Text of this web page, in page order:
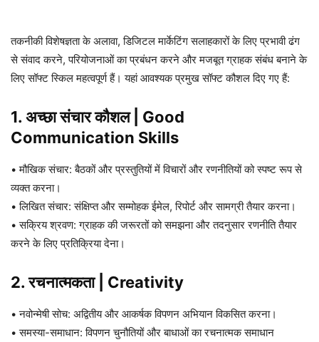
तकनीकी विशेषज्ञता के अलावा, डिजिटल मार्केटिंग सलाहकारों के लिए प्रभावी ढंग
से संवाद करने, परियोजनाओं का प्रबंधन करने और मजबूत ग्राहक संबंध बनाने के
लिए सॉफ्ट स्किल महत्वपूर्ण हैं। यहां आवश्यक प्रमुख सॉफ्ट कौशल दिए गए हैं:
1. अच्छा संचार कौशल | Good
Communication Skills
• मौखिक संचार: बैठकों और प्रस्तुतियों में विचारों और रणनीतियों को स्पष्ट रूप से
व्यक्त करना।
• लिखित संचार: संक्षिप्त और सम्मोहक ईमेल, रिपोर्ट और सामग्री तैयार करना।
• सक्रिय श्रवण: ग्राहक की जरूरतों को समझना और तदनुसार रणनीति तैयार
करने के लिए प्रतिक्रिया देना।
2. रचनात्मकता | Creativity
• नवोन्मेषी सोच: अद्वितीय और आकर्षक विपणन अभियान विकसित करना।
• समस्या-समाधान: विपणन चुनौतियों और बाधाओं का रचनात्मक समाधान